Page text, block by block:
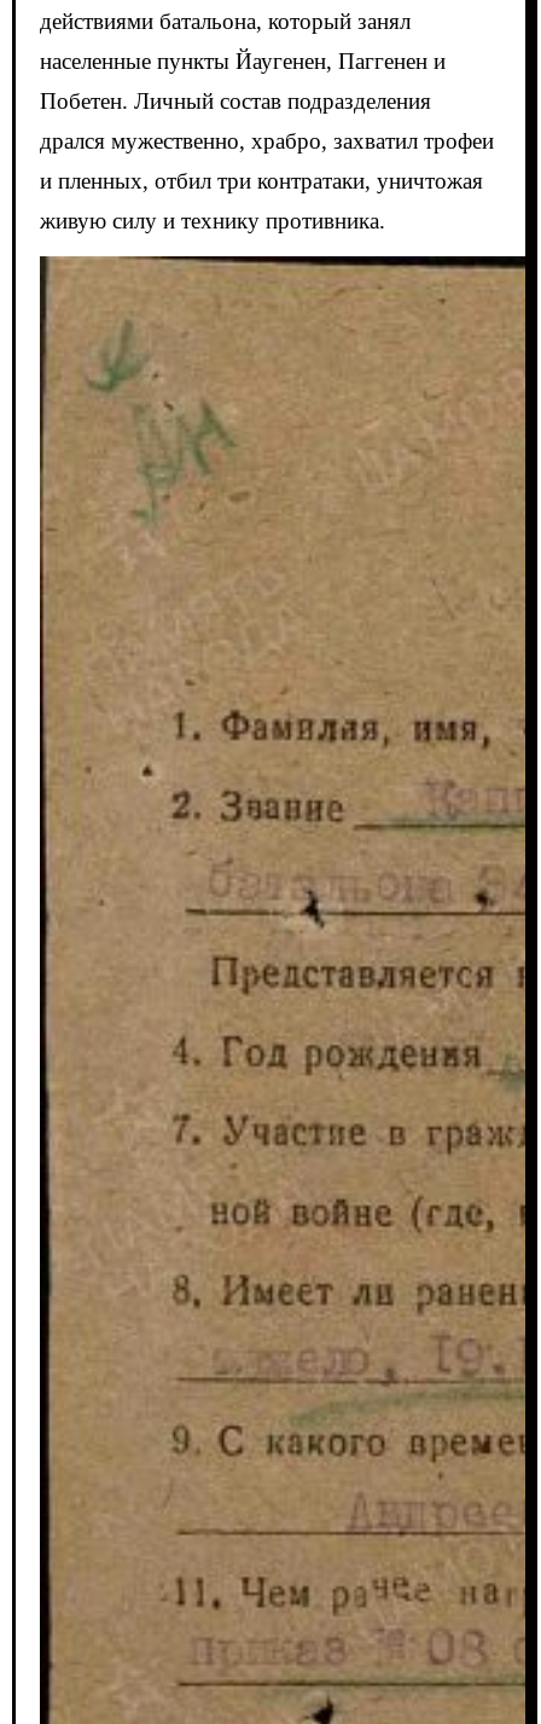
действиями батальона, который занял
населенные пункты Йаугенен, Паггенен и
Побетен. Личный состав подразделения
дрался мужественно, храбро, захватил трофеи
и пленных, отбил три контратаки, уничтожая
живую силу и технику противника.